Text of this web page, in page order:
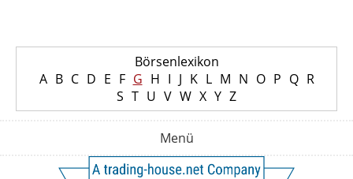
Börsenlexikon
A B C D E F G H I J K L M N O P Q R
S T U V W X Y Z
Menü